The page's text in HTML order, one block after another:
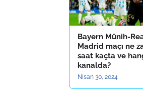
Bayern Münih-
Madrid maçı ne
saat kaçta ve
kanalda?
Nisan 30, 2024